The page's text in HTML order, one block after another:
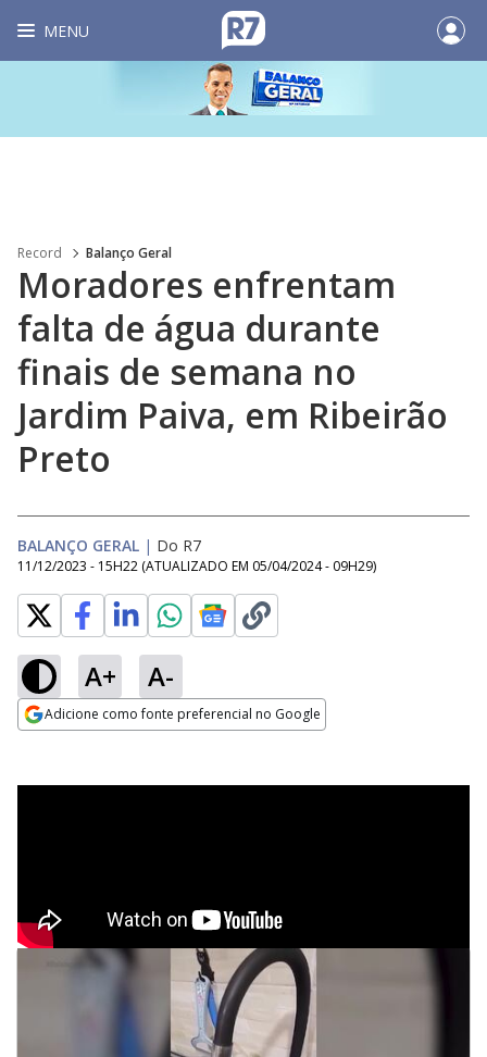
MENU
Record Balanço Geral
Moradores enfrentam
falta de água durante
finais de semana no
Jardim Paiva, em Ribeirão
Preto
BALANÇO GERAL | Do R7
11/12/2023 - 15H22 (ATUALIZADO EM 05/04/2024 - 09H29)
A+ A-
Adicione como fonte preferencial no Google